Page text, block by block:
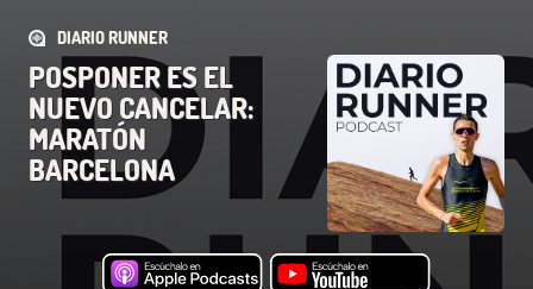
DIARIO RUNNER
POSPONER ES EL
NUEVO CANCELAR:
MARATÓN
BARCELONA